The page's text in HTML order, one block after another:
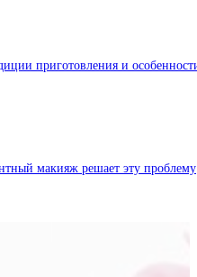
приготовления и
макияж решает эту проблему